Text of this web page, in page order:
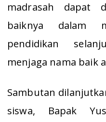
madrasah dapat
baiknya dalam
pendidikan
menjaga nama baik
Sambutan
siswa, Bapak